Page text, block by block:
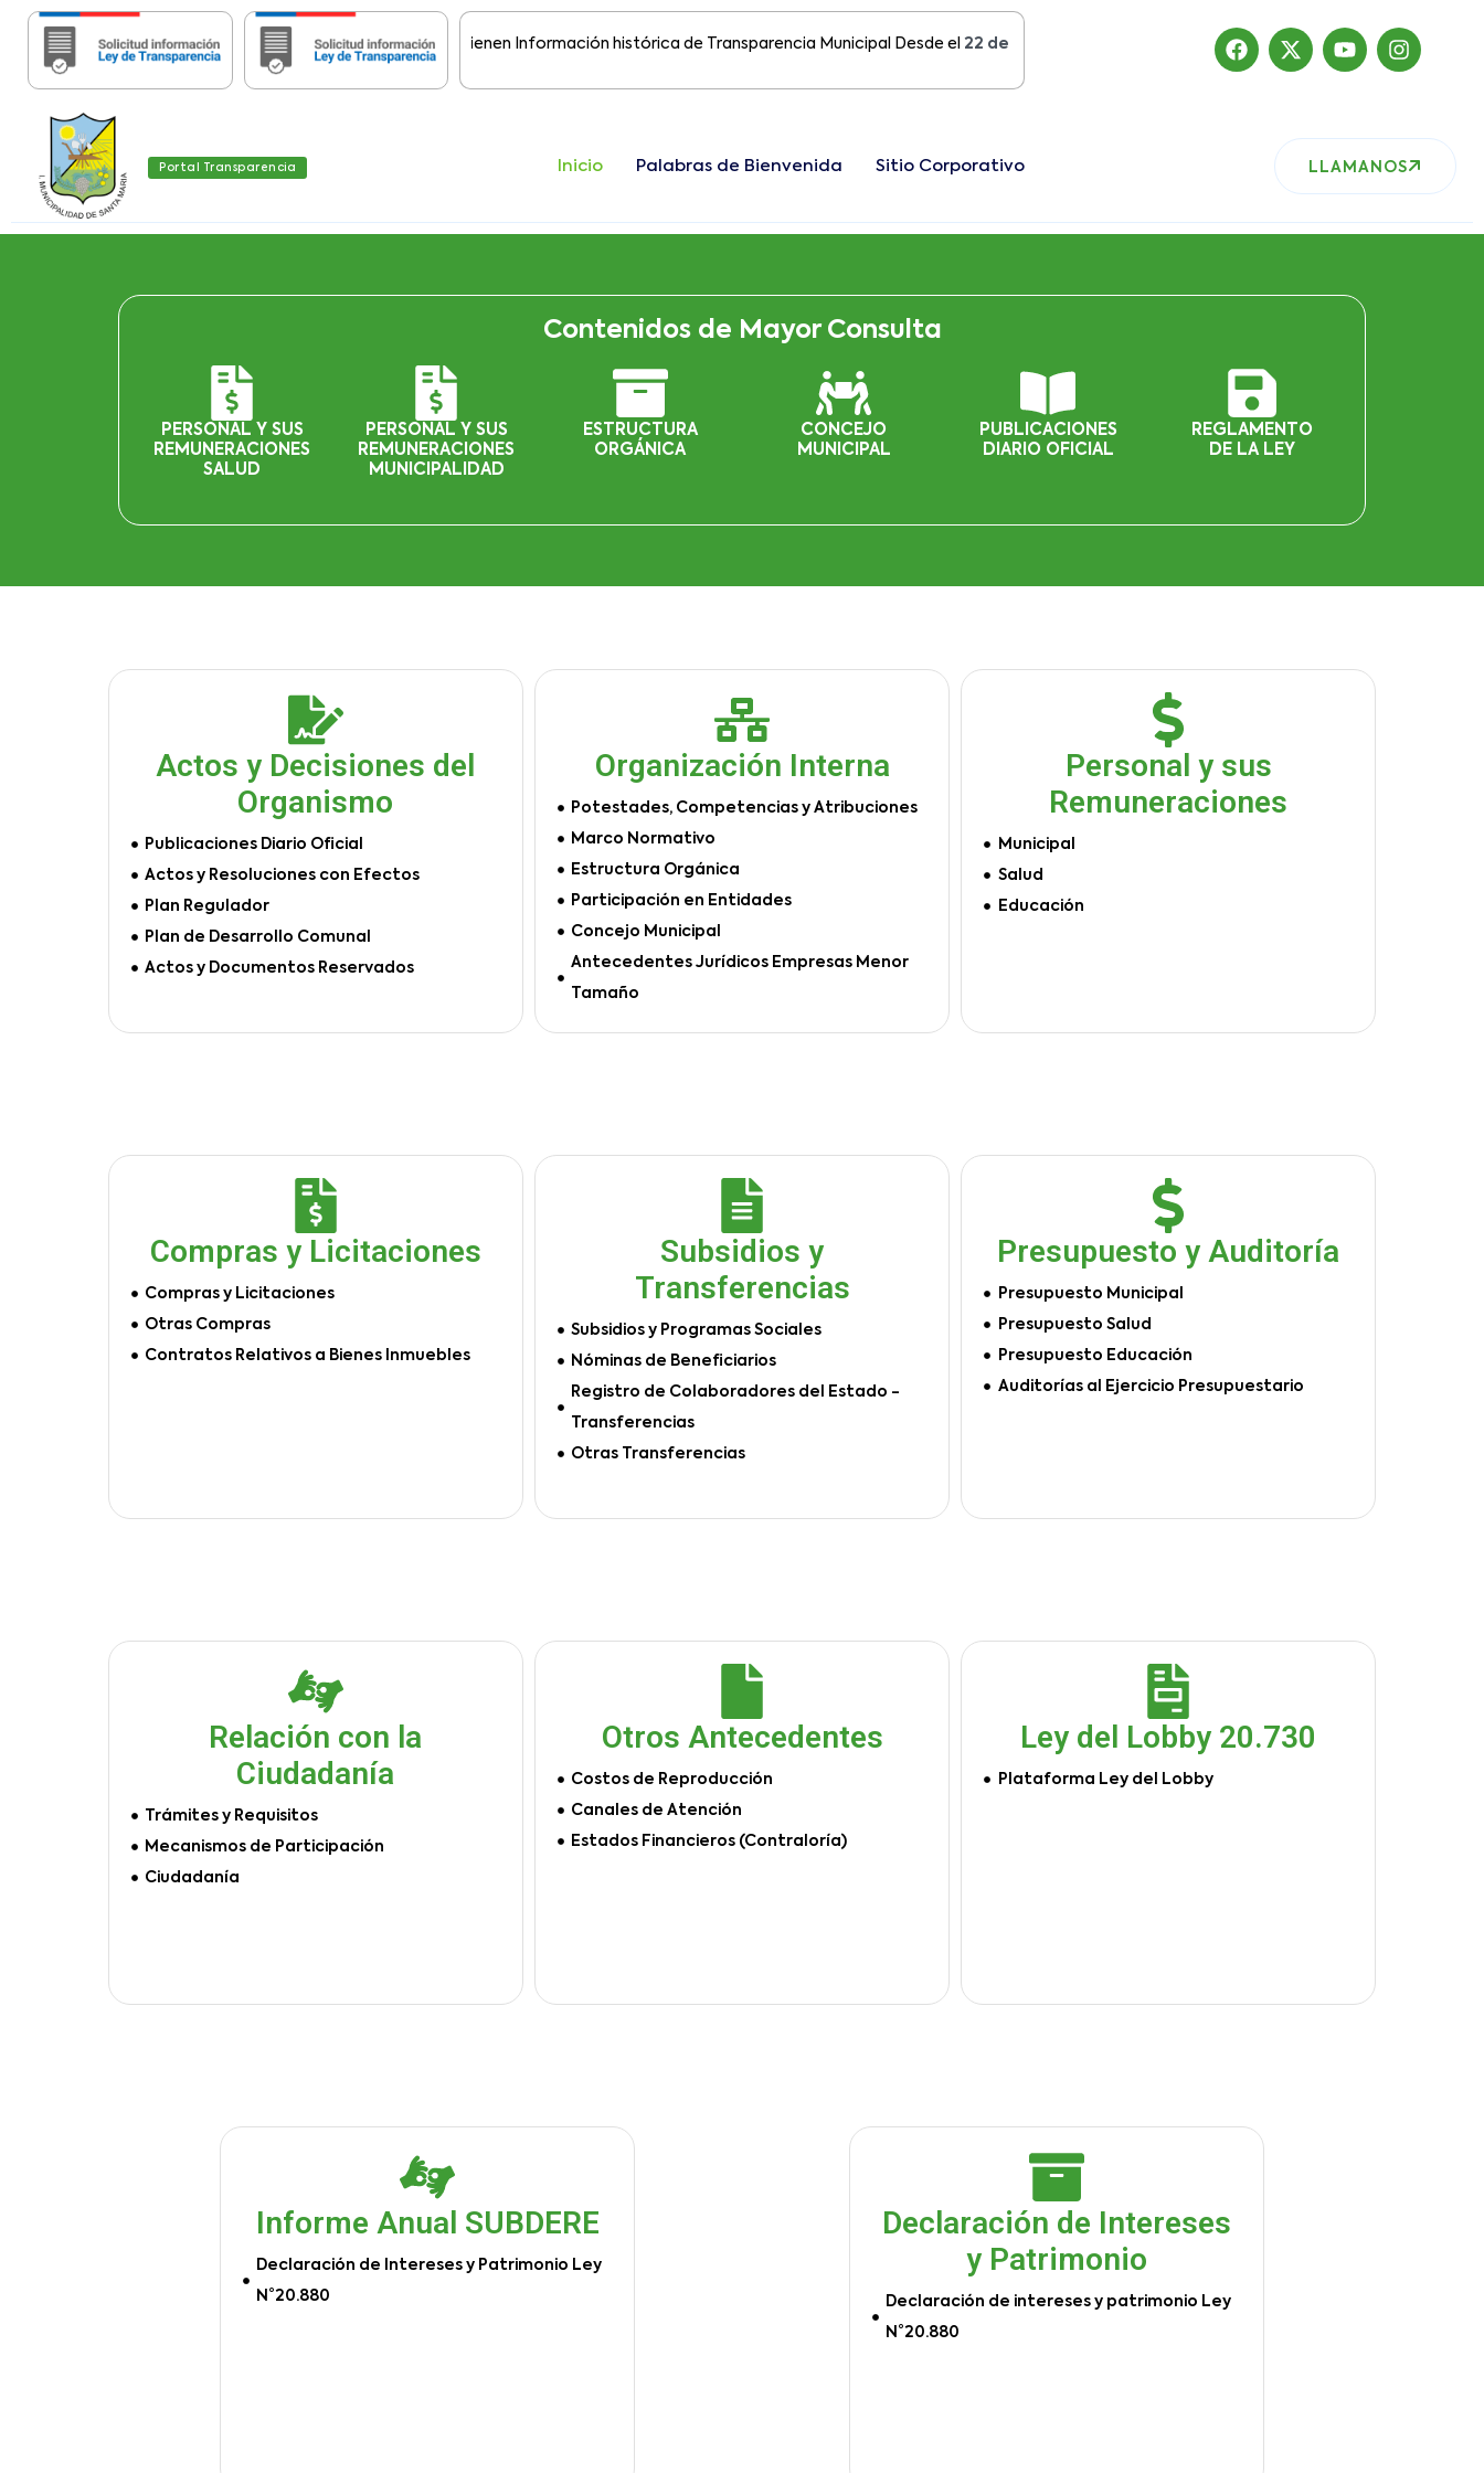
Importante:Estas páginas contienen Información histórica de Transparencia Municipal Desde el22 de Agosto del 2019 , nuestro sitio ha migrado
Portal Transparencia Inicio Palabras de Bienvenida Sitio Corporativo LLAMANOS
Contenidos de Mayor Consulta
PERSONAL Y SUS
REMUNERACIONES
SALUD
PERSONAL Y SUS
REMUNERACIONES
MUNICIPALIDAD
ESTRUCTURA
ORGÁNICA
CONCEJO
MUNICIPAL
PUBLICACIONES
DIARIO OFICIAL
REGLAMENTO
DE LA LEY
Actos y Decisiones del
Organismo
Publicaciones Diario Oficial
Actos y Resoluciones con Efectos
Plan Regulador
Plan de Desarrollo Comunal
Actos y Documentos Reservados
Organización Interna
Potestades, Competencias y Atribuciones
Marco Normativo
Estructura Orgánica
Participación en Entidades
Concejo Municipal
Antecedentes Jurídicos Empresas Menor
Tamaño
Personal y sus
Remuneraciones
Municipal
Salud
Educación
Compras y Licitaciones
Compras y Licitaciones
Otras Compras
Contratos Relativos a Bienes Inmuebles
Subsidios y
Transferencias
Subsidios y Programas Sociales
Nóminas de Beneficiarios
Registro de Colaboradores del Estado -
Transferencias
Otras Transferencias
Presupuesto y Auditoría
Presupuesto Municipal
Presupuesto Salud
Presupuesto Educación
Auditorías al Ejercicio Presupuestario
Relación con la
Ciudadanía
Trámites y Requisitos
Mecanismos de Participación
Ciudadanía
Otros Antecedentes
Costos de Reproducción
Canales de Atención
Estados Financieros (Contraloría)
Ley del Lobby 20.730
Plataforma Ley del Lobby
Informe Anual SUBDERE
Declaración de Intereses y Patrimonio Ley
N°20.880
Declaración de Intereses
y Patrimonio
Declaración de intereses y patrimonio Ley
N°20.880